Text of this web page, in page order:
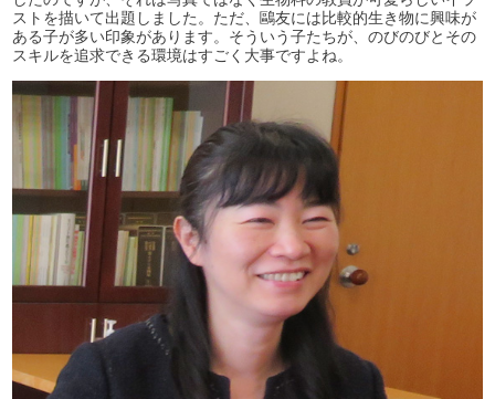
ストを描いて出題しました。ただ、鷗友には比較的生き物に興味が
ある子が多い印象があります。そういう子たちが、のびのびとその
スキルを追求できる環境はすごく大事ですよね。